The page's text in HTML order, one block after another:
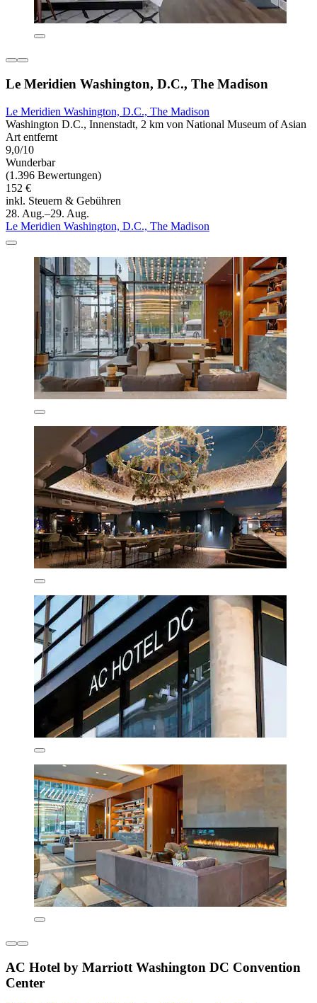
Le Meridien Washington, D.C., The Madison
Le Meridien Washington, D.C., The Madison
Washington D.C., Innenstadt, 2 km von National Museum of Asian
Art entfernt
9,0/10
Wunderbar
(1.396 Bewertungen)
152 €
inkl. Steuern & Gebühren
28. Aug.–29. Aug.
Le Meridien Washington, D.C., The Madison
AC Hotel by Marriott Washington DC Convention
Center